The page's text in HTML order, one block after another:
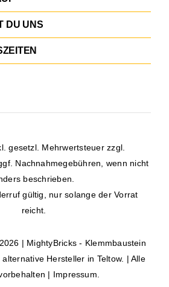
DU UNS
gesetzl. Mehrwertsteuer zzgl.
Nachnahmegebühren, wenn nicht
beschrieben.
gültig, nur solange der Vorrat
reicht.
| MightyBricks - Klemmbaustein
Hersteller in Teltow. | Alle
| Impressum.